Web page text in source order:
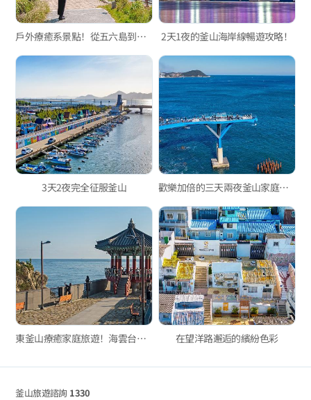
戶外療癒系景點！從五六島到金井山 2天1夜的釜山海岸線暢遊攻略！
3天2夜完全征服釜山 歡樂加倍的三天兩夜釜山家庭旅遊
東釜山療癒家庭旅遊！海雲台、機張 在望洋路邂逅的繽紛色彩
釜山旅遊諮詢 1330